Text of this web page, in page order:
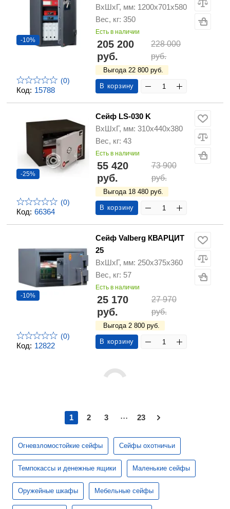
Код: 15788
-10%
(0)
ВхШхГ, мм: 1200х701х580
Вес, кг: 350
Есть в наличии
205 200
руб.
228 000
руб.
Выгода 22 800 руб.
В корзину
Код: 66364
-25%
(0)
Сейф LS-030 K
ВхШхГ, мм: 310x440x380
Вес, кг: 43
Есть в наличии
55 420
руб.
73 900
руб.
Выгода 18 480 руб.
В корзину
Код: 12822
-10%
(0)
Сейф Valberg КВАРЦИТ
25
ВхШхГ, мм: 250х375х360
Вес, кг: 57
Есть в наличии
25 170
руб.
27 970
руб.
Выгода 2 800 руб.
В корзину
1 2 3 ... 23
Огневзломостойкие сейфы Сейфы охотничьи
Темпокассы и денежные ящики Маленькие сейфы
Оружейные шкафы Мебельные сейфы